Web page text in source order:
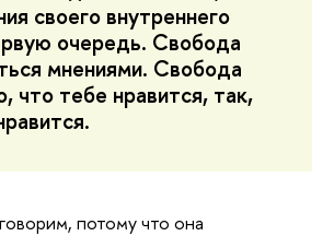
своего внутреннего
очередь. Свобода
мнениями. Свобода
что тебе нравится, так,
потому что она